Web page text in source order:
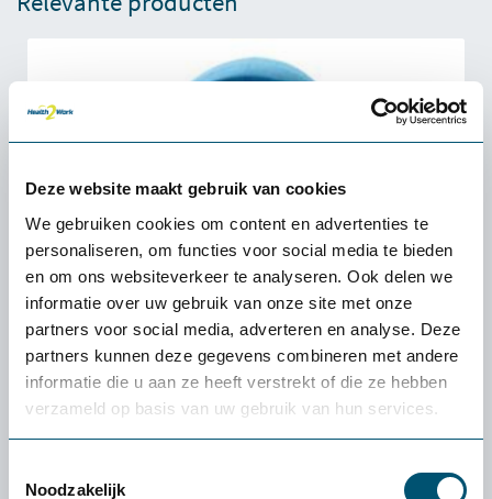
Deze website maakt gebruik van cookies
We gebruiken cookies om content en advertenties te
personaliseren, om functies voor social media te bieden
en om ons websiteverkeer te analyseren. Ook delen we
informatie over uw gebruik van onze site met onze
partners voor social media, adverteren en analyse. Deze
partners kunnen deze gegevens combineren met andere
informatie die u aan ze heeft verstrekt of die ze hebben
verzameld op basis van uw gebruik van hun services.
Noodzakelijk